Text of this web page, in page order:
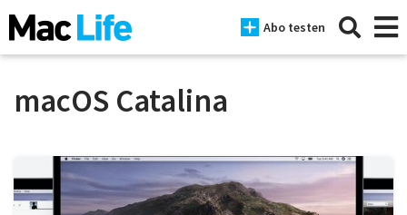
Abo testen
iPhone
macOS Catalina